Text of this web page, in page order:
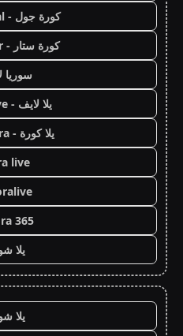
كورة جول - kora goal
كورة ستار - kora star
سوريا
يلا لايف - yalla live
يلا كورة - yallakora
live
365
يلا
يلا